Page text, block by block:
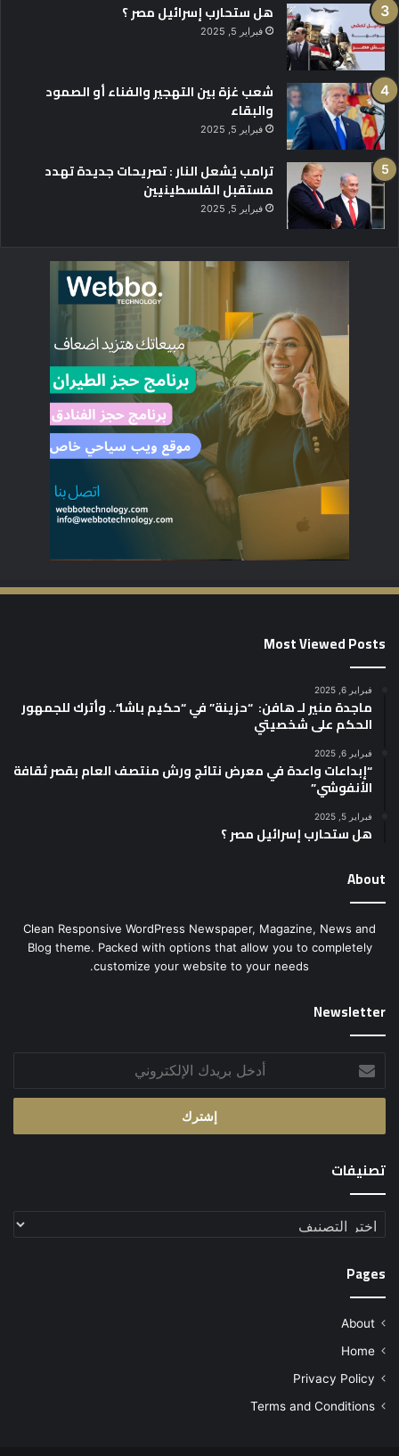
هل ستحارب إسرائيل مصر ؟
فبراير 5, 2025
شعب غزة بين التهجير والفناء أو الصمود
والبقاء
فبراير 5, 2025
ترامب يُشعل النار : تصريحات جديدة تهدد
مستقبل الفلسطينيين
فبراير 5, 2025
Most Viewed Posts
فبراير 6, 2025
ماجدة منير لـ هافن: “حزينة” في “حكيم باشا”.. وأترك للجمهور
الحكم على شخصيتي
فبراير 6, 2025
“إبداعات واعدة في معرض نتائج ورش منتصف العام بقصر ثقافة
الأنفوشي”
فبراير 5, 2025
هل ستحارب إسرائيل مصر ؟
About
Clean Responsive WordPress Newspaper, Magazine, News and
Blog theme. Packed with options that allow you to completely
customize your website to your needs.
Newsletter
بريدك
الإلكتروني
تصنيفات
تصنيفات
Pages
About
Home
Privacy Policy
Terms and Conditions